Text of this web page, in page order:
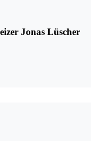
Jonas Lüscher